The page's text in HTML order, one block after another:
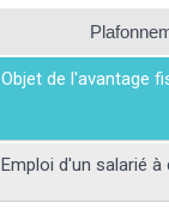
Objet de l'avantage
Emploi d'un salarié à